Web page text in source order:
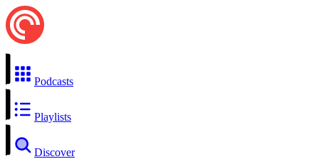
Podcasts
Playlists
Discover